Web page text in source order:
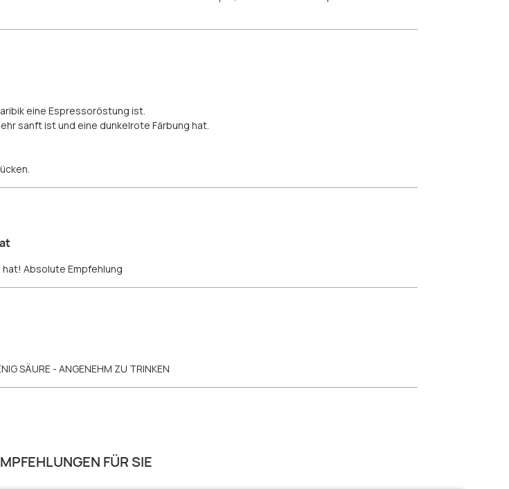
eine Espressoröstung ist.
sanft ist und eine dunkelrote Färbung hat.
hat! Absolute Empfehlung
SÄURE - ANGENEHM ZU TRINKEN
FÜR SIE